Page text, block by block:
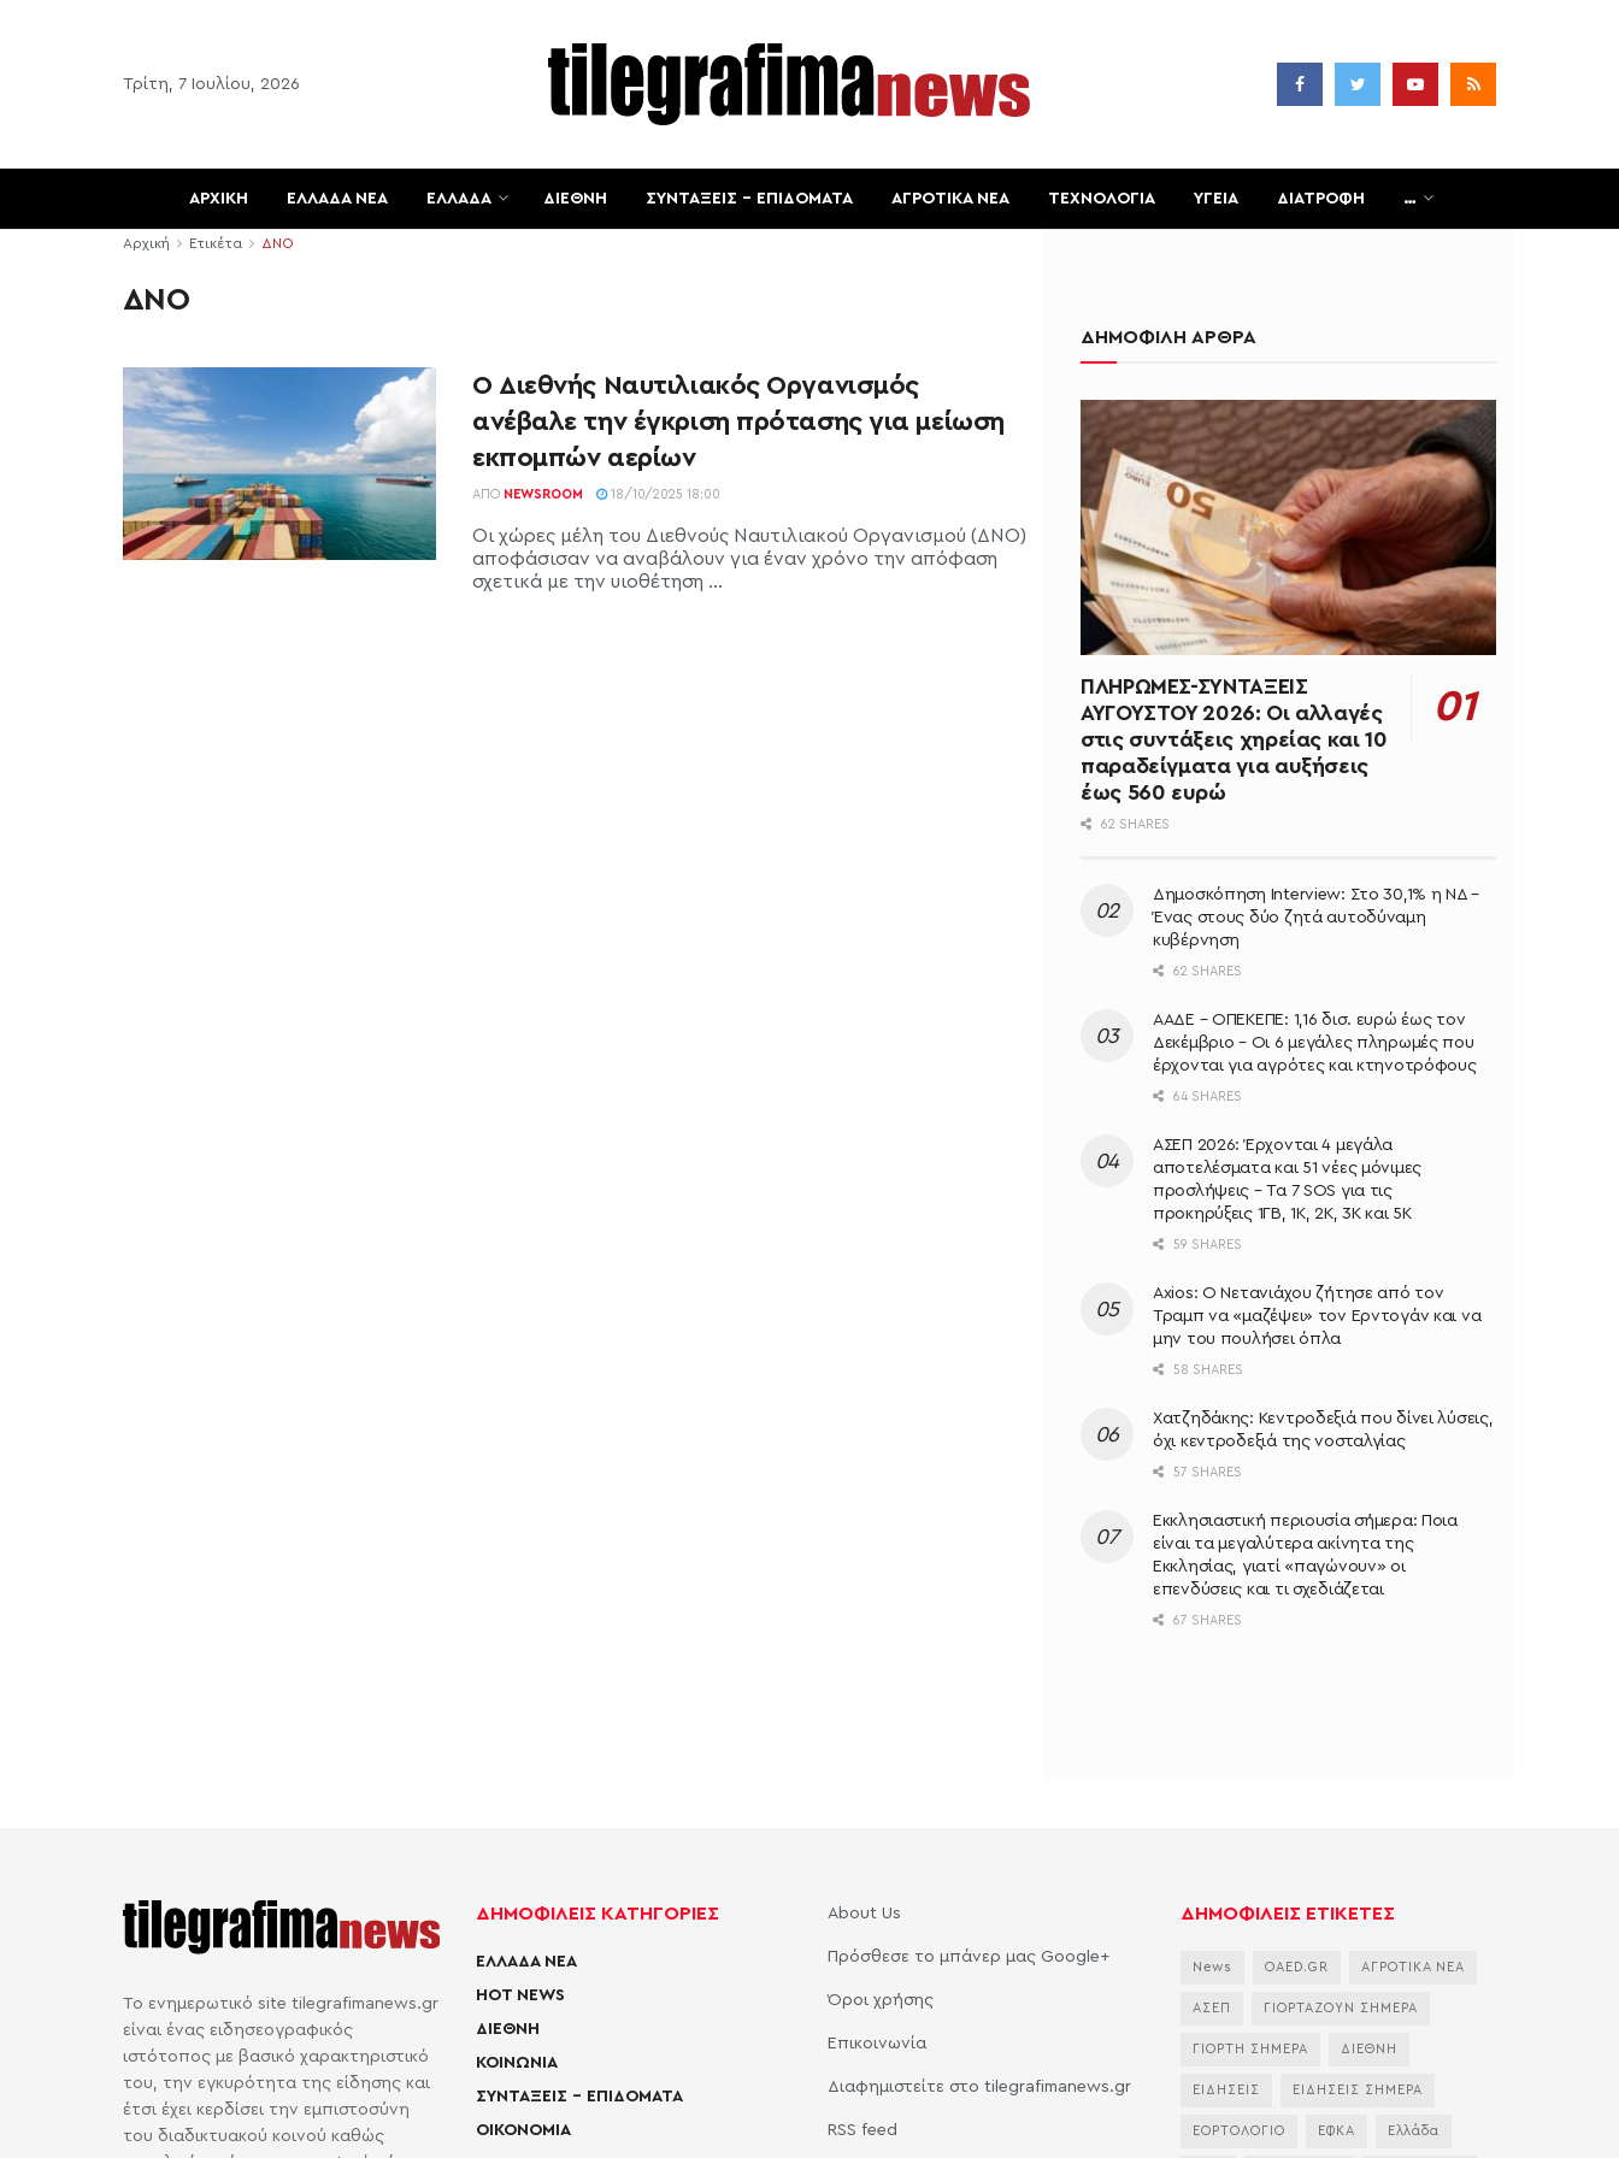
Τρίτη, 7 Ιουλίου, 2026
ΑΡΧΙΚΗ ΕΛΛΑΔΑ ΝΕΑ ΕΛΛΑΔΑ ΔΙΕΘΝΗ ΣΥΝΤΑΞΕΙΣ – ΕΠΙΔΟΜΑΤΑ ΑΓΡΟΤΙΚΑ ΝΕΑ ΤΕΧΝΟΛΟΓΙΑ ΥΓΕΙΑ ΔΙΑΤΡΟΦΗ …
Αρχική Ετικέτα ΔΝΟ
ΔΝΟ
Ο Διεθνής Ναυτιλιακός Οργανισμός
ανέβαλε την έγκριση πρότασης για μείωση
εκπομπών αερίων
ΑΠΌ NEWSROOM 18/10/2025 18:00
Οι χώρες μέλη του Διεθνούς Ναυτιλιακού Οργανισμού (ΔΝΟ)
αποφάσισαν να αναβάλουν για έναν χρόνο την απόφαση
σχετικά με την υιοθέτηση ...
ΔΗΜΟΦΙΛΗ ΑΡΘΡΑ
ΠΛΗΡΩΜΕΣ-ΣΥΝΤΑΞΕΙΣ
ΑΥΓΟΥΣΤΟΥ 2026: Οι αλλαγές
στις συντάξεις χηρείας και 10
παραδείγματα για αυξήσεις
έως 560 ευρώ
62 SHARES
Δημοσκόπηση Interview: Στο 30,1% η ΝΔ –
Ένας στους δύο ζητά αυτοδύναμη
κυβέρνηση
62 SHARES
ΑΑΔΕ – ΟΠΕΚΕΠΕ: 1,16 δισ. ευρώ έως τον
Δεκέμβριο – Οι 6 μεγάλες πληρωμές που
έρχονται για αγρότες και κτηνοτρόφους
64 SHARES
ΑΣΕΠ 2026: Έρχονται 4 μεγάλα
αποτελέσματα και 51 νέες μόνιμες
προσλήψεις – Τα 7 SOS για τις
προκηρύξεις 1ΓΒ, 1Κ, 2Κ, 3Κ και 5Κ
59 SHARES
Axios: Ο Νετανιάχου ζήτησε από τον
Τραμπ να «μαζέψει» τον Ερντογάν και να
μην του πουλήσει όπλα
58 SHARES
Χατζηδάκης: Κεντροδεξιά που δίνει λύσεις,
όχι κεντροδεξιά της νοσταλγίας
57 SHARES
Εκκλησιαστική περιουσία σήμερα: Ποια
είναι τα μεγαλύτερα ακίνητα της
Εκκλησίας, γιατί «παγώνουν» οι
επενδύσεις και τι σχεδιάζεται
67 SHARES
Το ενημερωτικό site tilegrafimanews.gr
είναι ένας ειδησεογραφικός
ιστότοπος με βασικό χαρακτηριστικό
του, την εγκυρότητα της είδησης και
έτσι έχει κερδίσει την εμπιστοσύνη
του διαδικτυακού κοινού καθώς
ΔΗΜΟΦΙΛΕΙΣ ΚΑΤΗΓΟΡΙΕΣ
ΕΛΛΑΔΑ ΝΕΑ
HOT NEWS
ΔΙΕΘΝΗ
ΚΟΙΝΩΝΙΑ
ΣΥΝΤΑΞΕΙΣ – ΕΠΙΔΟΜΑΤΑ
ΟΙΚΟΝΟΜΙΑ
About Us
Πρόσθεσε το μπάνερ μας Google+
Όροι χρήσης
Επικοινωνία
Διαφημιστείτε στο tilegrafimanews.gr
RSS feed
ΔΗΜΟΦΙΛΕΙΣ ΕΤΙΚΕΤΕΣ
News OAED.GR ΑΓΡΟΤΙΚΑ ΝΕΑ
ΑΣΕΠ ΓΙΟΡΤΑΖΟΥΝ ΣΗΜΕΡΑ
ΓΙΟΡΤΗ ΣΗΜΕΡΑ ΔΙΕΘΝΗ
ΕΙΔΗΣΕΙΣ ΕΙΔΗΣΕΙΣ ΣΗΜΕΡΑ
ΕΟΡΤΟΛΟΓΙΟ ΕΦΚΑ Ελλάδα